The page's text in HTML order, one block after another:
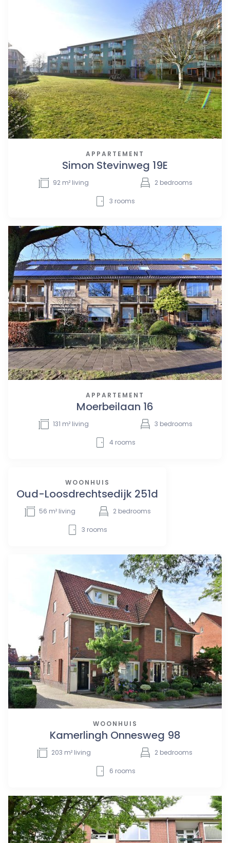
APPARTEMENT
Simon Stevinweg 19E
92 m² living 2 bedrooms
3 rooms
APPARTEMENT
Moerbeilaan 16
131 m² living 3 bedrooms
4 rooms
WOONHUIS
Oud-Loosdrechtsedijk 251d
56 m² living 2 bedrooms
3 rooms
WOONHUIS
Kamerlingh Onnesweg 98
203 m² living 2 bedrooms
6 rooms